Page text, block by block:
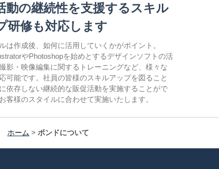
動の継続性を支援するスキル
研修も対応します
は作成後、如何に活用していくかがポイント。
やPhotoshopを始めとするデザインソフトの活
影・映像編集に関するトレーニングなど、様々な
可能です。社員の皆様のスキルアップを図ること
依存しない継続的な販促活動を実施することがで
客様のスタイルに合わせて実施いたします。
ホーム > ボンドについて